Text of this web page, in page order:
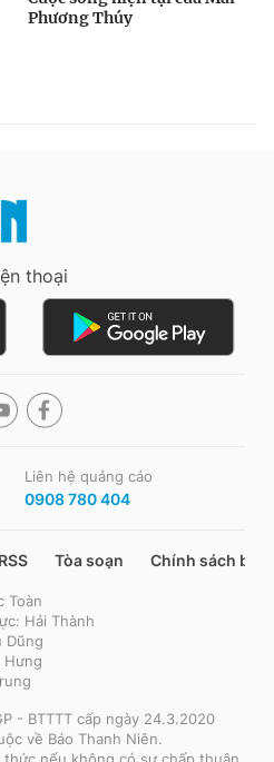
thoại
Liên hệ quảng cáo
0908 780 404
RSS Tòa soạn Chính sách bảo
Toàn
Hải Thành
Dũng
Hưng
- BTTTT cấp ngày 24.3.2020
về Báo Thanh Niên.
thức nếu không có sự chấp thuận